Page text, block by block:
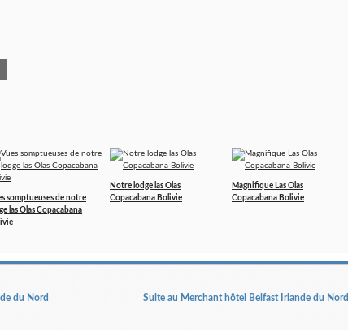
somptueuses de notre
las Olas Copacabana
Notre lodge las Olas
Copacabana Bolivie
Magnifique Las Olas
Copacabana Bolivie
du Nord Suite au Merchant hôtel Belfast Irlande du Nord